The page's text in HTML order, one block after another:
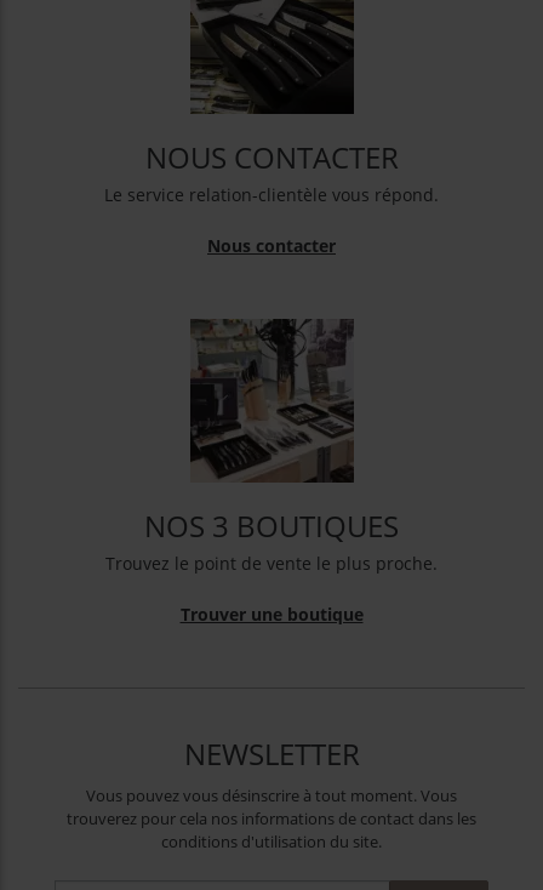
NOUS CONTACTER
Le service relation-clientèle vous répond.
Nous contacter
NOS 3 BOUTIQUES
Trouvez le point de vente le plus proche.
Trouver une boutique
NEWSLETTER
Vous pouvez vous désinscrire à tout moment. Vous
trouverez pour cela nos informations de contact dans les
conditions d'utilisation du site.